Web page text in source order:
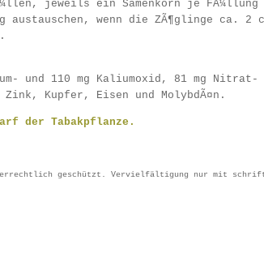
jeweils ein Samenkorn je
austauschen, wenn die ZÃ¶glinge ca. 2
und 110 mg Kaliumoxid, 81 mg Nitrat-
Kupfer, Eisen und MolybdÃ¤n.
der Tabakpflanze.
geschützt. Vervielfältigung nur mit